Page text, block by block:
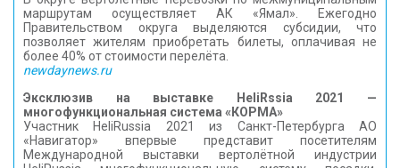
маршрутам осуществляет АК «Ямал». Ежегодно
Правительством округа выделяются субсидии, что
позволяет жителям приобретать билеты, оплачивая не
более 40% от стоимости перелёта.
newdaynews.ru
Эксклюзив на выставке HeliRssia 2021 —
многофункциональная система «КОРМА»
Участник HeliRussia 2021 из Санкт-Петербурга АО
«Навигатор» впервые представит посетителям
Международной выставки вертолётной индустрии